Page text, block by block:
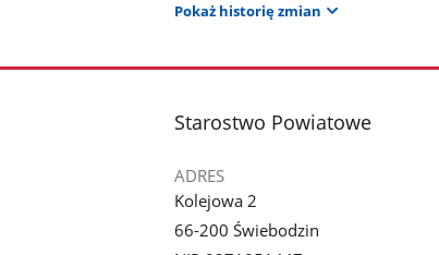
Pokaż historię zmian
stopka
Starostwo Powiatowe
ADRES
Kolejowa 2
66-200 Świebodzin